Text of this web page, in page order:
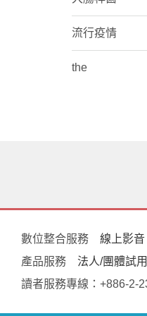
流行疫情
the
數位整合服務 線上影音
產品服務
法人/團體試
讀者服務專線：+886-2-